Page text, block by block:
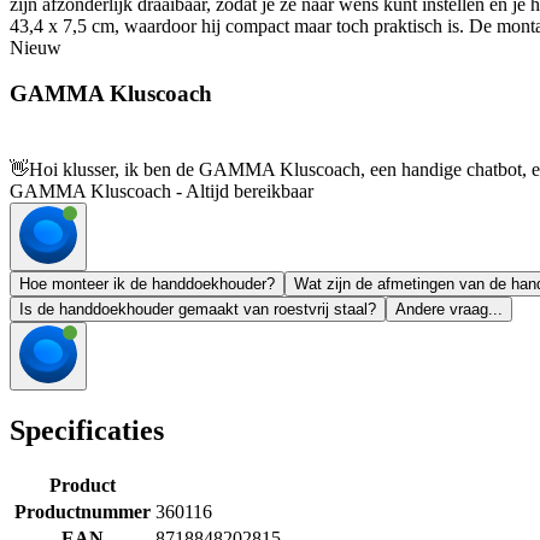
43,4 x 7,5 cm, waardoor hij compact maar toch praktisch is. De
Nieuw
GAMMA Kluscoach
👋Hoi klusser, ik ben de GAMMA Kluscoach, een handige chatbot,
GAMMA Kluscoach - Altijd bereikbaar
Hoe monteer ik de handdoekhouder?
Wat zijn de afmetingen van de
Is de handdoekhouder gemaakt van roestvrij staal?
Andere vraag...
Specificaties
Product
Productnummer 360116